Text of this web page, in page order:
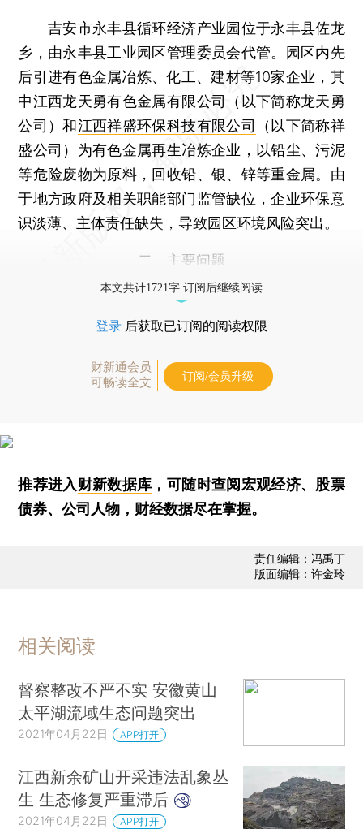
吉安市永丰县循环经济产业园位于永丰县佐龙
乡，由永丰县工业园区管理委员会代管。园区内先
后引进有色金属冶炼、化工、建材等10家企业，其
中江西龙天勇有色金属有限公司
（以下简称龙天勇
公司）和江西祥盛环保科技有限公司
（以下简称祥
盛公司）为有色金属再生冶炼企业，以铅尘、污泥
等危险废物为原料，回收铅、银、锌等重金属。由
于地方政府及相关职能部门监管缺位，企业环保意
识淡薄、主体责任缺失，导致园区环境风险突出。
二、主要问题
本文共计1721字 订阅后继续阅读
登录 后获取已订阅的阅读权限
财新通会员
可畅读全文
订阅/会员升级
推荐进入财新数据库 ，可随时查阅宏观经济、股票
债券、公司人物，财经数据尽在掌握。
责任编辑：冯禹丁
版面编辑：许金玲
相关阅读
督察整改不严不实 安徽黄山
太平湖流域生态问题突出
2021年04月22日 APP打开
江西新余矿山开采违法乱象丛
生 生态修复严重滞后
2021年04月22日 APP打开